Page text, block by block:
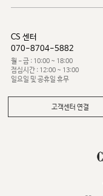
CS 센터
070-8704-5882
월 - 금 : 10:00 ~ 18:00
점심시간 : 12:00 ~ 13:00
일요일 및 공휴일 휴무
고객센터 연결